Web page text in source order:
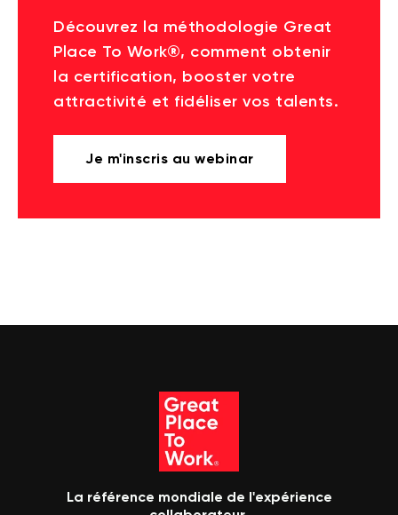
Découvrez la méthodologie Great
Place To Work®, comment obtenir
la certification, booster votre
attractivité et fidéliser vos talents.
Je m'inscris au webinar
La référence mondiale de l'expérience